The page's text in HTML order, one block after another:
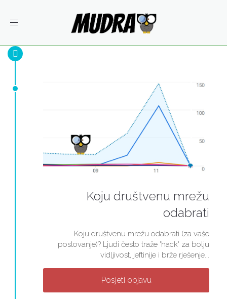
Toggle
Koju društvenu mrežu
odabrati
Koju društvenu mrežu odabrati (za vaše
poslovanje)? Ljudi često traže 'hack' za bolju
vidljivost, jeftinije i brže rješenje...
Posjeti objavu